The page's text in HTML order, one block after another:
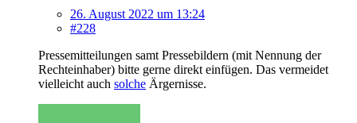
26. August 2022 um 13:24
#228
Pressemitteilungen samt Pressebildern (mit Nennung der
Rechteinhaber) bitte gerne direkt einfügen. Das vermeidet
vielleicht auch solche Ärgernisse.